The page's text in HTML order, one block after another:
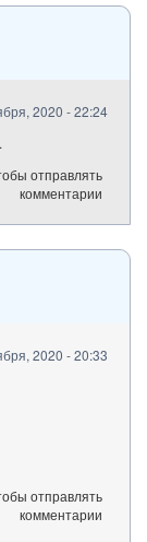
2020 - 22:24
отправлять
комментарии
2020 - 20:33
отправлять
комментарии